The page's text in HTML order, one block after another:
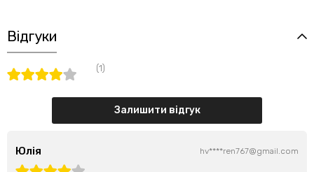
Відгуки
(1)
Залишити відгук
Юлія hv****ren767@gmail.com